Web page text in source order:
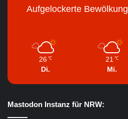
Aufgelockerte Bewölkung
26 ℃
Di.
21 ℃
Mi.
Mastodon Instanz für NRW: